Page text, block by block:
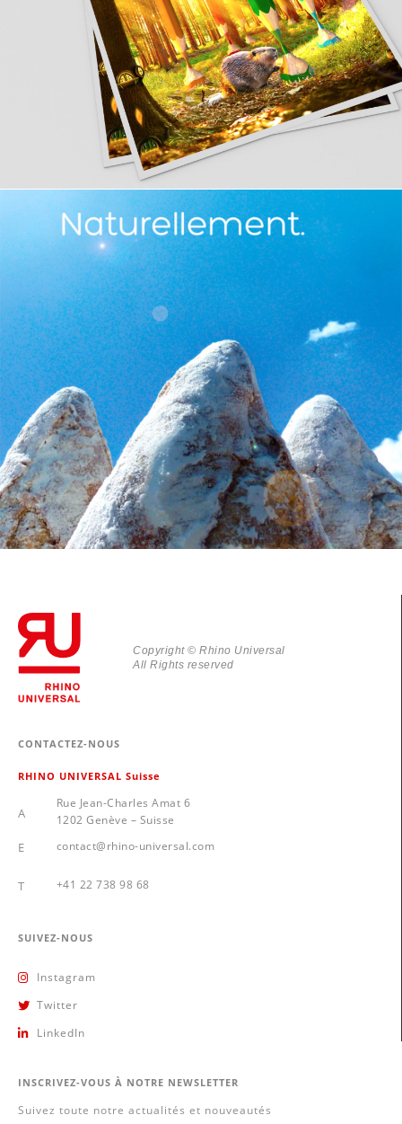
COMMUNICATION INSTITUTIONNELLE
__________
Pain Suisse
COMMUNICATION INSTITUTIONNELLE
__________
Copyright © Rhino Universal
All Rights reserved
CONTACTEZ-NOUS
RHINO UNIVERSAL Suisse
A
Rue Jean-Charles Amat 6
1202 Genève – Suisse
E contact@rhino-universal.com
T +41 22 738 98 68
SUIVEZ-NOUS
Instagram
Twitter
LinkedIn
INSCRIVEZ-VOUS À NOTRE NEWSLETTER
Suivez toute notre actualités et nouveautés